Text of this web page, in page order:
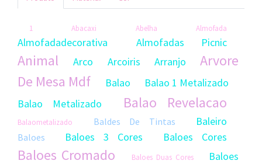
1 Abacaxi Abelha Almofada
Almofadadecorativa Almofadas Picnic
Animal Arco Arcoiris Arranjo
Arvore
De Mesa Mdf
Balao
Balao 1 Metalizado
Balao Metalizado
Balao Revelacao
Balaometalizado Baldes De Tintas Baleiro
Baloes Baloes 3 Cores Baloes Cores
Baloes Cromado Baloes Duas Cores
Baloes